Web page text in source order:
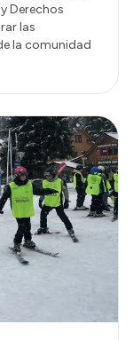
Derechos
las
la comunidad